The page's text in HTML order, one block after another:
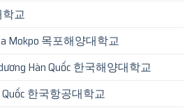
학교
Mokpo 목포해양대학교
Hàn Quốc 한국해양대학교
Quốc 한국항공대학교